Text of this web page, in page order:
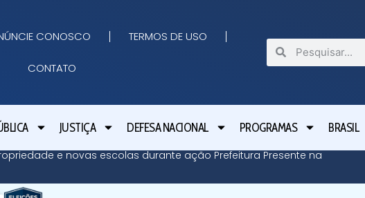
CONOSCO TERMOS DE USO
CONTATO
JUSTIÇA DEFESA NACIONAL PROGRAMAS BRASIL
e novas escolas durante ação Prefeitura Presente na